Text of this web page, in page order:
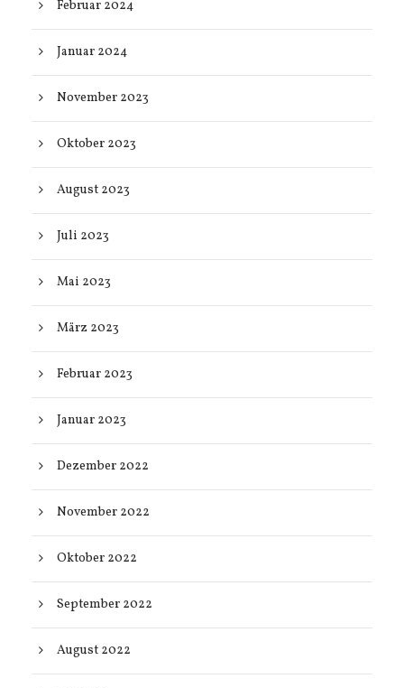
Februar 2024
Januar 2024
November 2023
Oktober 2023
August 2023
Juli 2023
Mai 2023
März 2023
Februar 2023
Januar 2023
Dezember 2022
November 2022
Oktober 2022
September 2022
August 2022